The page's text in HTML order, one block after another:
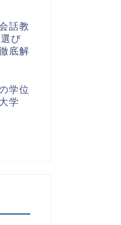
話教
び
底解
学位
学